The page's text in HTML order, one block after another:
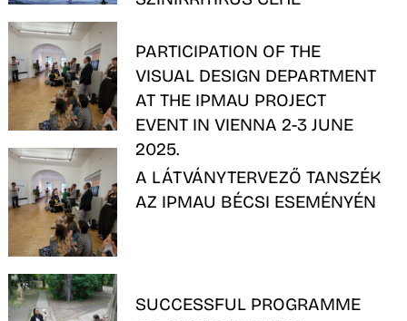
PARTICIPATION OF THE
VISUAL DESIGN DEPARTMENT
AT THE IPMAU PROJECT
EVENT IN VIENNA 2-3 JUNE
2025.
A LÁTVÁNYTERVEZŐ TANSZÉK
AZ IPMAU BÉCSI ESEMÉNYÉN
SUCCESSFUL PROGRAMME